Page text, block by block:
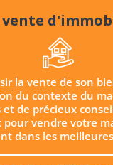
vente
la vente de son
du contexte du
de précieux
vendre votre
dans les